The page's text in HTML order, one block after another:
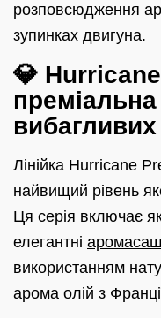
розповсюдження
зупинках двигуна.
💎
преміальна
вибагливих
Лінійка Hurricane
найвищий рівень
Ця серія включає
елегантні
використанням
арома олій з